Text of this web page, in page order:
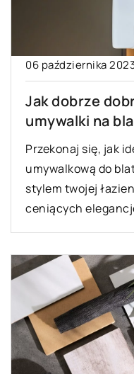
06 października
Jak dobrze
umywalki na
Przekonaj się, jak
umywalkową do
stylem twojej
ceniących